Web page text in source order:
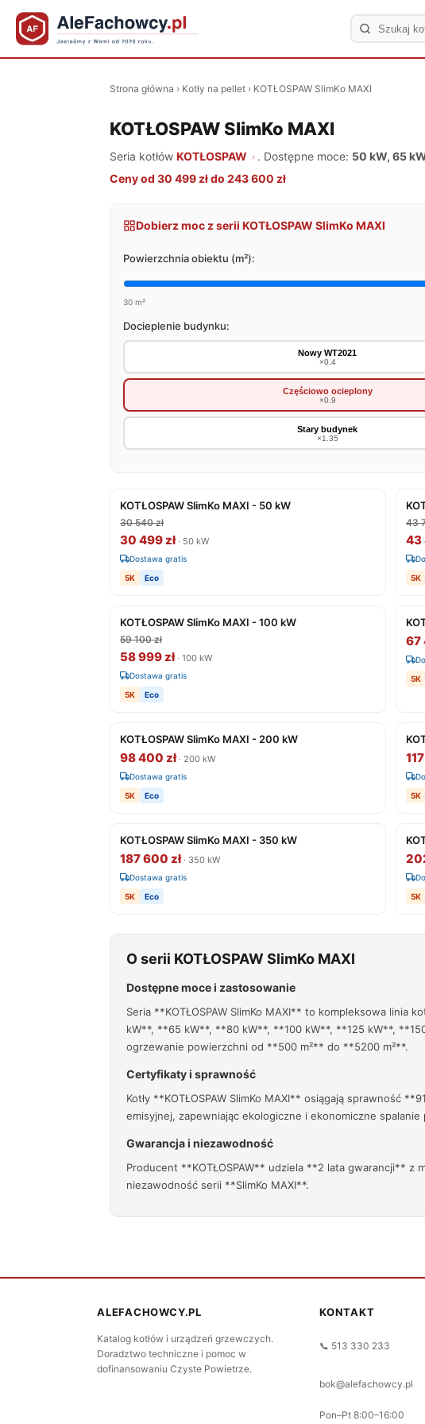
Strona główna › Kotły na pellet › KOTŁOSPAW SlimKo MAXI
KOTŁOSPAW SlimKo MAXI
Seria kotłów KOTŁOSPAW . Dostępne moce: 50 kW, 65
Ceny od 30 499 zł do 243 600 zł
Dobierz moc z serii KOTŁOSPAW SlimKo MAXI
Powierzchnia obiektu (m²):
30 m²
Docieplenie budynku:
Nowy WT2021
×0.4
Częściowo ocieplony
×0.9
Stary budynek
×1.35
KOTŁOSPAW SlimKo MAXI - 50 kW
30 540 zł
30 499 zł · 50 kW
Dostawa gratis
5K
Eco
43
43
5K
KOTŁOSPAW SlimKo MAXI - 100 kW
59 100 zł
58 999 zł · 100 kW
Dostawa gratis
5K
Eco
67
5K
KOTŁOSPAW SlimKo MAXI - 200 kW
98 400 zł · 200 kW
Dostawa gratis
5K
Eco
5K
KOTŁOSPAW SlimKo MAXI - 350 kW
187 600 zł · 350 kW
Dostawa gratis
5K
Eco
5K
O serii KOTŁOSPAW SlimKo MAXI
Dostępne moce i zastosowanie
Seria **KOTŁOSPAW SlimKo MAXI** to kompleksowa
kW**, **65 kW**, **80 kW**, **100 kW**, **125 kW**,
ogrzewanie powierzchni od **500 m²** do **5200 m²**.
Certyfikaty i sprawność
Kotły **KOTŁOSPAW SlimKo MAXI** osiągają sprawność
emisyjnej, zapewniając ekologiczne i ekonomiczne spalanie
Gwarancja i niezawodność
Producent **KOTŁOSPAW** udziela **2 lata gwarancji** z
niezawodność serii **SlimKo MAXI**.
ALEFACHOWCY.PL
Katalog kotłów i urządzeń grzewczych.
Doradztwo techniczne i pomoc w
dofinansowaniu Czyste Powietrze.
KONTAKT
📞 513 330 233
bok@alefachowcy.pl
Pon–Pt 8:00–16:00